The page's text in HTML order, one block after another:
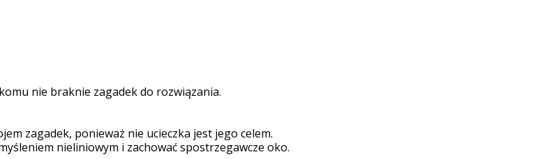
nie braknie zagadek do rozwiązania.
zagadek, ponieważ nie ucieczka jest jego celem.
nieliniowym i zachować spostrzegawcze oko.